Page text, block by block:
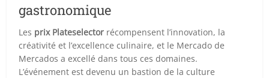
gastronomique
Les prix Plateselector récompensent l’innovation, la
créativité et l’excellence culinaire, et le Mercado de
Mercados a excellé dans tous ces domaines.
L’événement est devenu un bastion de la culture